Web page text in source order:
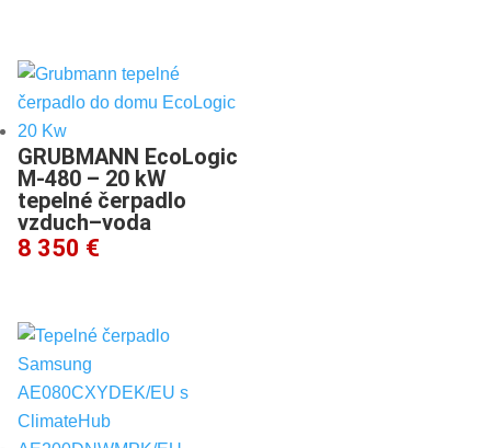
GRUBMANN EcoLogic
M-480 – 20 kW
tepelné čerpadlo
vzduch–voda
8 350 €